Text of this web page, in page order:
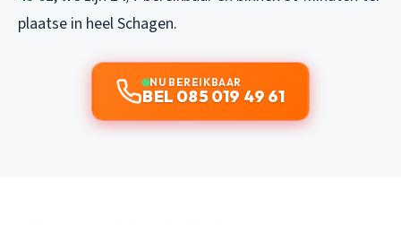
plaatse in heel Schagen.
NU BEREIKBAAR
BEL 085 019 49 61